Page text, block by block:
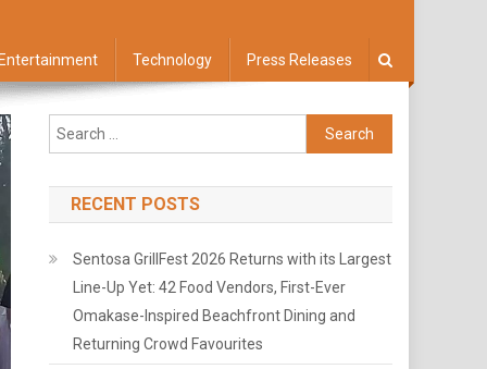
Technology Press Releases
Search
for:
RECENT POSTS
Sentosa GrillFest 2026 Returns with its Largest
Line-Up Yet: 42 Food Vendors, First-Ever
Omakase-Inspired Beachfront Dining and
Returning Crowd Favourites